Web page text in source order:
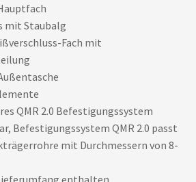
mit Staubalg
Fach mit
QMR 2.0 Befestigungssystem
Befestigungssystem QMR 2.0 passt
mit Durchmessern von 8-
enthalten.